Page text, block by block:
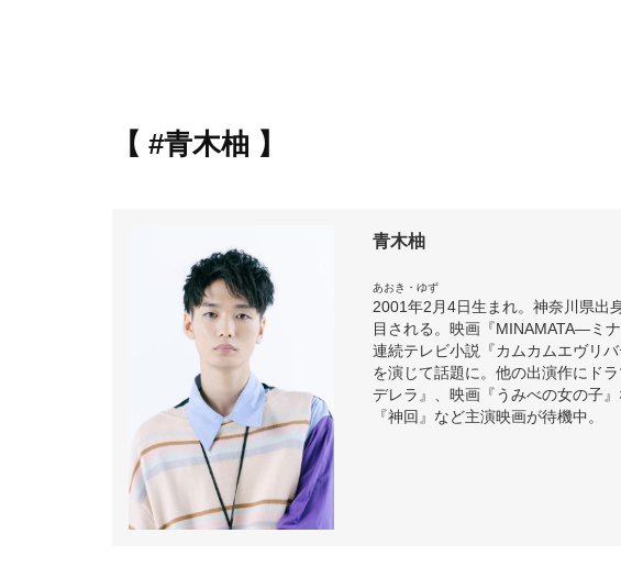
【 #青木柚 】
青木柚
あおき・ゆず
2001年2月4日生まれ。神奈川県出
目される。映画『MINAMATA―ミ
連続テレビ小説『カムカムエヴリ
を演じて話題に。他の出演作にド
デレラ』、映画『うみべの女の子
『神回』など主演映画が待機中。